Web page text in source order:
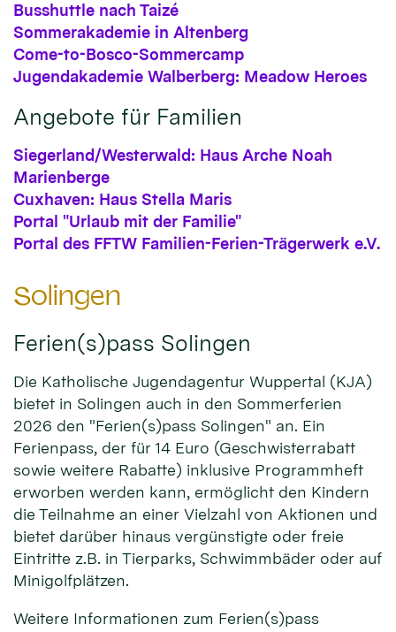
Busshuttle nach Taizé
Sommerakademie in Altenberg
Come-to-Bosco-Sommercamp
Jugendakademie Walberberg: Meadow Heroes
Angebote für Familien
Siegerland/Westerwald: Haus Arche Noah
Marienberge
Cuxhaven: Haus Stella Maris
Portal "Urlaub mit der Familie"
Portal des FFTW Familien-Ferien-Trägerwerk e.V.
Solingen
Ferien(s)pass Solingen
Die Katholische Jugendagentur Wuppertal (KJA)
bietet in Solingen auch in den Sommerferien
2026 den "Ferien(s)pass Solingen" an. Ein
Ferienpass, der für 14 Euro (Geschwisterrabatt
sowie weitere Rabatte) inklusive Programmheft
erworben werden kann, ermöglicht den Kindern
die Teilnahme an einer Vielzahl von Aktionen und
bietet darüber hinaus vergünstigte oder freie
Eintritte z.B. in Tierparks, Schwimmbäder oder auf
Minigolfplätzen.
Weitere Informationen zum Ferien(s)pass